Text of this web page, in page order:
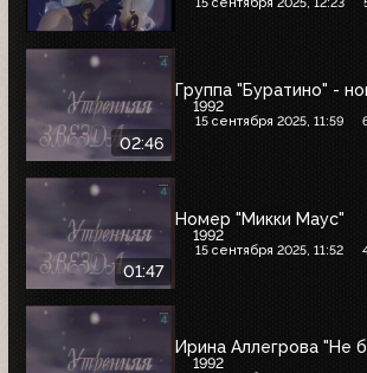
02:46
Группа "Буратино" -
1992
15 сентября 2025, 11:59
01:47
Номер "Микки Маус"
1992
15 сентября 2025, 11:52
Ирина Аллегрова "Не
1992